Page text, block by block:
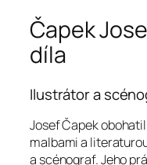
Čapek
díla
Ilustrátor a
Josef Čapek
malbami a
a scénograf. Jeho